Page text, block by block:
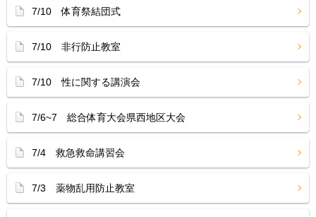
7/10 体育祭結団式
7/10 非行防止教室
7/10 性に関する講演会
7/6~7 総合体育大会県西地区大会
7/4 救急救命講習会
7/3 薬物乱用防止教室